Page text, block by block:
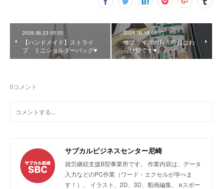
2026.06.23 05:00
【ハンドメイド】ストライ
プ ミニショルダーバッグ♥️
2026.06.19 05:17
サプライズの日！今日はわ
らび餅です♥️
0コメント
サブカルビジネスセンター尼崎
就労継続支援B型事業所です。 作業内容は、データ
入力などのPC作業（ワード・エクセルが学べま
す！）、 イラスト、2D、3D、動画編集、 eスポー